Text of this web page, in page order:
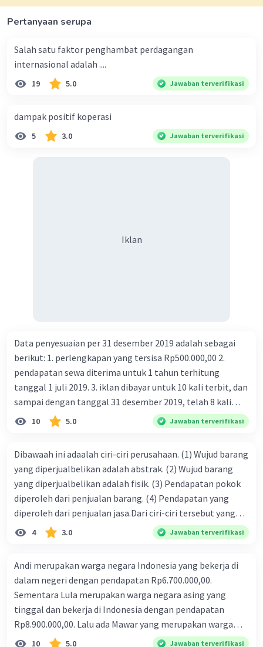
Pertanyaan serupa
Salah satu faktor penghambat perdagangan
internasional adalah ....
19 5.0 Jawaban terverifikasi
dampak positif koperasi
5 3.0 Jawaban terverifikasi
Iklan
Data penyesuaian per 31 desember 2019 adalah sebagai
berikut: 1. perlengkapan yang tersisa Rp500.000,00 2.
pendapatan sewa diterima untuk 1 tahun terhitung
tanggal 1 juli 2019. 3. iklan dibayar untuk 10 kali terbit, dan
sampai dengan tanggal 31 desember 2019, telah 8 kali
terbit. 4. gaji terutang untuk periode berjalan sebesar
Rp800.000,00 dari data di atas, pencatatan jurnal pembalik
10 5.0 Jawaban terverifikasi
Dibawaah ini adaalah ciri-ciri perusahaan. (1) Wujud barang
yang diperjualbelikan adalah abstrak. (2) Wujud barang
yang diperjualbelikan adalah fisik. (3) Pendapatan pokok
diperoleh dari penjualan barang. (4) Pendapatan yang
diperoleh dari penjualan jasa.Dari ciri-ciri tersebut yang
merupakan ciri dari perusahaan dagang ditunjukan pada
nomor…. a. 1 dan 3 b. 3 dan 4 c. 2 dan 3 d. 1 dan 2 e. 2 dan 4
4 3.0 Jawaban terverifikasi
Andi merupakan warga negara Indonesia yang bekerja di
dalam negeri dengan pendapatan Rp6.700.000,00.
Sementara Lula merupakan warga negara asing yang
tinggal dan bekerja di Indonesia dengan pendapatan
Rp8.900.000,00. Lalu ada Mawar yang merupakan warga
negara Indonesia yang tinggal dan bekerja di luar negeri
10 5.0 Jawaban terverifikasi